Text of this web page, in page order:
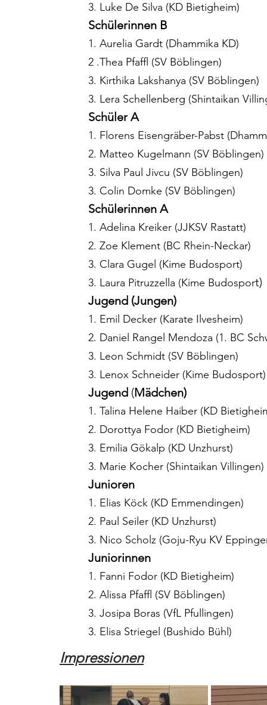
3. Luke De Silva (KD Bietigheim)
Schülerinnen B
1. Aurelia Gardt (Dhammika KD)
2 .Thea Pfaffl (SV Böblingen)
3. Kirthika Lakshanya (SV Böblingen)
3. Lera Schellenberg (Shintaikan
Schüler A
1. Florens Eisengräber-Pabst
2. Matteo Kugelmann (SV Böblingen)
3. Silva Paul Jivcu (SV Böblingen)
3. Colin Domke (SV Böblingen)
Schülerinnen A
1. Adelina Kreiker (JJKSV Rastatt)
2. Zoe Klement (BC Rhein-Neckar)
3. Clara Gugel (Kime Budosport)
3. Laura Pitruzzella (Kime Budosport)
Jugend (Jungen)
1. Emil Decker (Karate Ilvesheim)
2. Daniel Rangel Mendoza (1. BC
3. Leon Schmidt (SV Böblingen)
3. Lenox Schneider (Kime Budosport)
Jugend (Mädchen)
1. Talina Helene Haiber (KD
2. Dorottya Fodor (KD Bietigheim)
3. Emilia Gökalp (KD Unzhurst)
3. Marie Kocher (Shintaikan Villingen)
Junioren
1. Elias Köck (KD Emmendingen)
2. Paul Seiler (KD Unzhurst)
3. Nico Scholz (Goju-Ryu KV
Juniorinnen
1. Fanni Fodor (KD Bietigheim)
2. Alissa Pfaffl (SV Böblingen)
3. Josipa Boras (VfL Pfullingen)
3. Elisa Striegel (Bushido Bühl)
Impressionen